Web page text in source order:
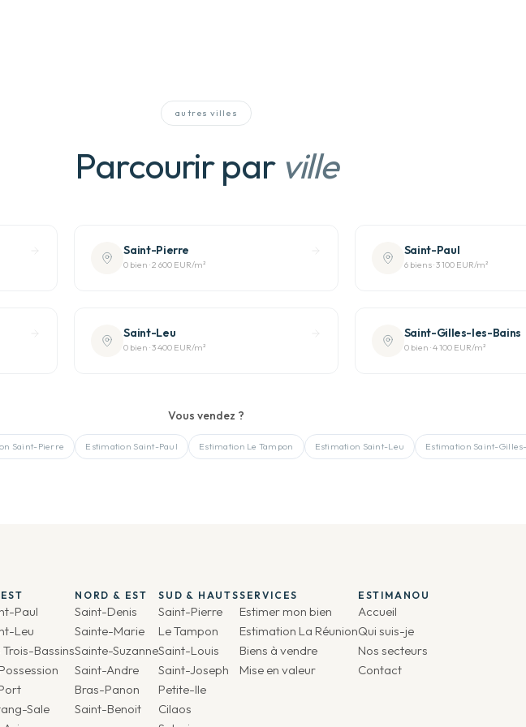
autres villes
Parcourir par ville
Saint-Pierre
0 bien ·2 600 EUR/m²
Saint-Paul
6biens·3 100 EUR/m²
Saint-Leu
0 bien ·3 400 EUR/m²
Saint-Gilles-les-Bains
0bien ·4 100 EUR/m²
Vous vendez ?
Saint-Pierre Estimation Saint-Paul Estimation Le Tampon Estimation Saint-Leu Estimation Saint-
Paul
Leu
Trois-Bassins
Sale
NORD & EST
Saint-Denis
Sainte-Marie
Sainte-Suzanne
Saint-Andre
Bras-Panon
Saint-Benoit
SUD & HAUTS
Saint-Pierre
Le Tampon
Saint-Louis
Saint-Joseph
Petite-Ile
Cilaos
SERVICES
Estimer mon bien
Estimation La Réunion
Biens à vendre
Mise en valeur
ESTIMANOU
Accueil
Qui suis-je
Nos secteurs
Contact